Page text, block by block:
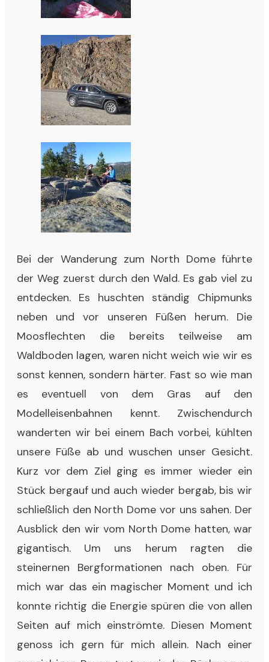
Bei der Wanderung zum North Dome führte
der Weg zuerst durch den Wald. Es gab viel zu
entdecken. Es huschten ständig Chipmunks
neben und vor unseren Füßen herum. Die
Moosflechten die bereits teilweise am
Waldboden lagen, waren nicht weich wie wir es
sonst kennen, sondern härter. Fast so wie man
es eventuell von dem Gras auf den
Modelleisenbahnen kennt. Zwischendurch
wanderten wir bei einem Bach vorbei, kühlten
unsere Füße ab und wuschen unser Gesicht.
Kurz vor dem Ziel ging es immer wieder ein
Stück bergauf und auch wieder bergab, bis wir
schließlich den North Dome vor uns sahen. Der
Ausblick den wir vom North Dome hatten, war
gigantisch. Um uns herum ragten die
steinernen Bergformationen nach oben. Für
mich war das ein magischer Moment und ich
konnte richtig die Energie spüren die von allen
Seiten auf mich einströmte. Diesen Moment
genoss ich gern für mich allein. Nach einer